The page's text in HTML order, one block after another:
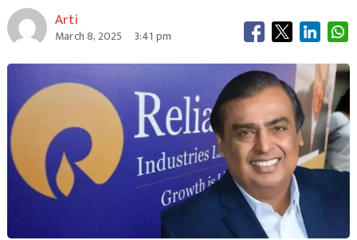
Arti
March 8, 2025 3:41 pm